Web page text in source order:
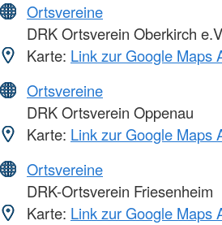
Ortsvereine
DRK Ortsverein Oberkirch
Karte: Link zur Google Maps
Ortsvereine
DRK Ortsverein Oppenau
Karte: Link zur Google Maps
Ortsvereine
DRK-Ortsverein Friesenheim
Karte: Link zur Google Maps